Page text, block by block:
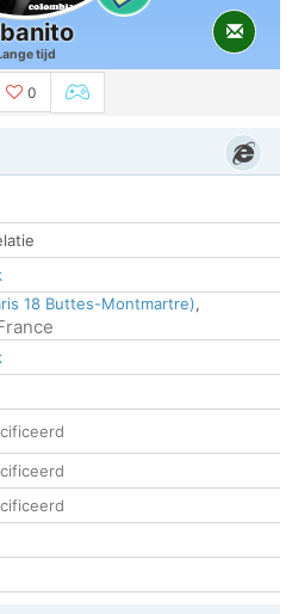
tijd
0
18 Buttes-Montmartre),